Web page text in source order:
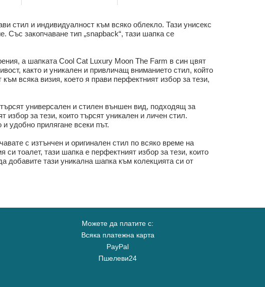
стил и индивидуалност към всяко облекло. Тази унисекс
Със закопчаване тип „snapback“, тази шапка се
а шапката Cool Cat Luxury Moon The Farm в син цвят
както и уникален и привличащ вниманието стил, който
всяка визия, което я прави перфектният избор за тези,
универсален и стилен външен вид, подходящ за
за тези, които търсят уникален и личен стил.
удобно прилягане всеки път.
с изтънчен и оригинален стил по всяко време на
тоалет, тази шапка е перфектният избор за тези, които
добавите тази уникална шапка към колекцията си от
Можете да платите с:
Всяка платежна карта
PayPal
Пшелеви24